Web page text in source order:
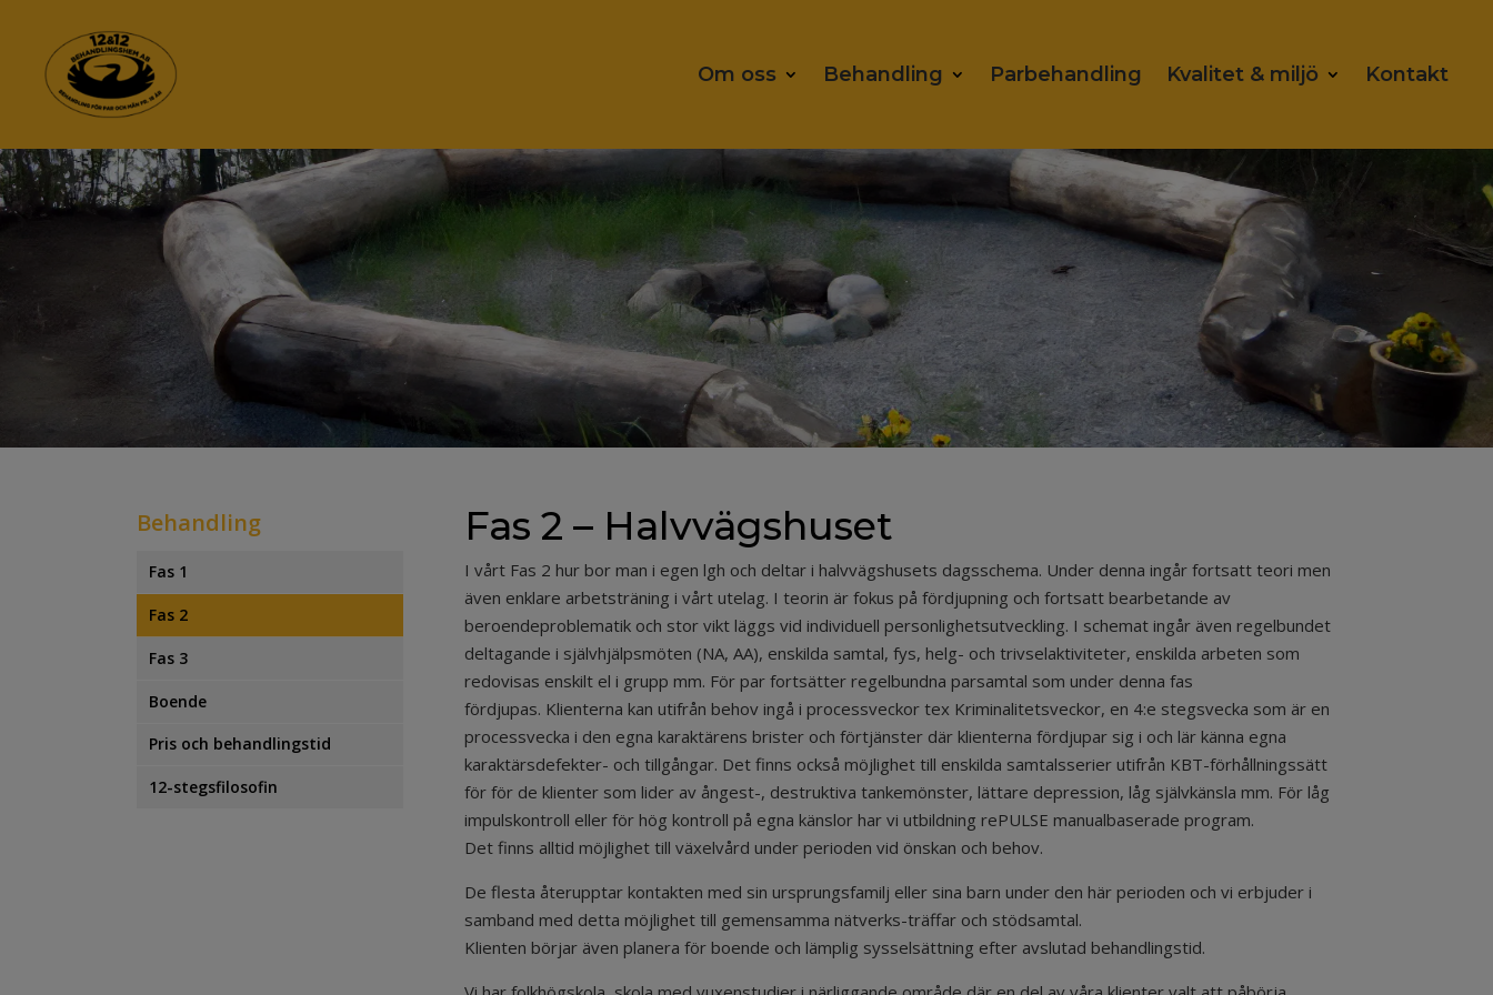
Om oss Behandling Parbehandling Kvalitet & miljö Kontakt
Behandling
Fas 1
Fas 2
Fas 3
Boende
Pris och behandlingstid
12-stegsfilosofin
Fas 2 – Halvvägshuset
I vårt Fas 2 hur bor man i egen lgh och deltar i halvvägshusets dagsschema. Under denna ingår fortsatt teori men
även enklare arbetsträning i vårt utelag. I teorin är fokus på fördjupning och fortsatt bearbetande av
beroendeproblematik och stor vikt läggs vid individuell personlighetsutveckling. I schemat ingår även regelbundet
deltagande i självhjälpsmöten (NA, AA), enskilda samtal, fys, helg- och trivselaktiviteter, enskilda arbeten som
redovisas enskilt el i grupp mm. För par fortsätter regelbundna parsamtal som under denna fas
fördjupas. Klienterna kan utifrån behov ingå i processveckor tex Kriminalitetsveckor, en 4:e stegsvecka som är en
processvecka i den egna karaktärens brister och förtjänster där klienterna fördjupar sig i och lär känna egna
karaktärsdefekter- och tillgångar. Det finns också möjlighet till enskilda samtalsserier utifrån KBT-förhållningssätt
för för de klienter som lider av ångest-, destruktiva tankemönster, lättare depression, låg självkänsla mm. För låg
impulskontroll eller för hög kontroll på egna känslor har vi utbildning rePULSE manualbaserade program.
Det finns alltid möjlighet till växelvård under perioden vid önskan och behov.
De flesta återupptar kontakten med sin ursprungsfamilj eller sina barn under den här perioden och vi erbjuder i
samband med detta möjlighet till gemensamma nätverks-träffar och stödsamtal.
Klienten börjar även planera för boende och lämplig sysselsättning efter avslutad behandlingstid.